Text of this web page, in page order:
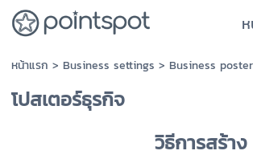
หน้าแรก > Business settings > Business poster
โปสเตอร์ธุรกิจ
วิธีการสร้า